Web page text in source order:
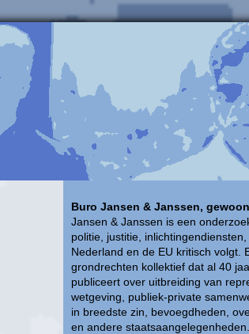
Buro Jansen & Janssen,
Jansen & Janssen is een
politie, justitie,
Nederland en de EU kritisch volgt.
grondrechten kollektief dat al 40
publiceert over uitbreiding van
wetgeving, publiek-private
in breedste zin, bevoegdheden,
en andere staatsaangelegenheden.